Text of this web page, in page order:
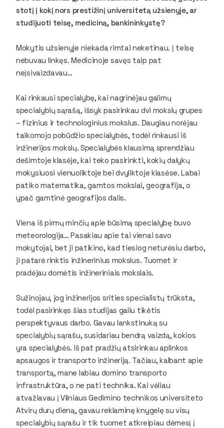
stotį į kokį nors prestižinį universitetą užsienyje, ar
studijuoti teisę, mediciną, bankininkystę?
Mokytis užsienyje niekada rimtai neketinau. Į teisę
nebuvau linkęs. Medicinoje savęs taip pat
neįsivaizdavau…
Kai rinkausi specialybę, kai nagrinėjau galimų
specialybių sąrašą, išsyk pasirinkau dvi mokslų grupes
– fizinius ir technologinius mokslus. Daugiau norėjau
taikomojo pobūdžio specialybės, todėl rinkausi iš
inžinerijos mokslų. Specialybės klausimą sprendžiau
dešimtoje klasėje, kai teko pasirinkti, kokių dalykų
mokysiuosi vienuoliktoje bei dvyliktoje klasėse. Labai
patiko matematika, gamtos mokslai, geografija, o
ypač gamtinė geografijos dalis.
Viena iš pirmų minčių apie būsimą specialybę buvo
meteorologija… Pasakiau apie tai vienai savo
mokytojai, bet ji patikino, kad tiesiog neturėsiu darbo,
ji patarė rinktis inžinerinius mokslus. Tuomet ir
pradėjau domėtis inžineriniais mokslais.
Sužinojau, jog inžinerijos srities specialistų trūksta,
todėl pasirinkęs šias studijas galiu tikėtis
perspektyvaus darbo. Gavau lankstinuką su
specialybių sąrašu, susidariau bendrą vaizdą, kokios
yra specialybės. Iš pat pradžių atsirinkau aplinkos
apsaugos ir transporto inžineriją. Tačiau, kalbant apie
transportą, mane labiau domino transporto
infrastruktūra, o ne pati technika. Kai vėliau
atvažiavau į Vilniaus Gedimino technikos universiteto
Atvirų durų dieną, gavau reklaminę knygelę su visų
specialybių sąrašu ir tik tuomet atkreipiau dėmesį į